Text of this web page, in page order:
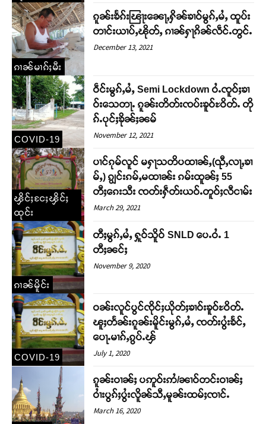
Support SHAN
တႃႇႁႂ်ႈသဵင်ၵၢင်ၸႂ်ၵူၼ်းမိူင်း ၵူႈတီႈၵူႈလႅၼ်ပေႃးတေၸွ
တ်ႇ တူဝ်ႈလုမ်ႈၾႃႉၼၼ်ႉ ၶဝ်ႈႁူမ်ႈၵမ်ႉထႅမ် ၸုမ်းၶၢ
ဝ်ႇၽူႈတွႆႇႁွၵ်ႈ လႆႈယူႇၶႃႈဢေႃႈ။
Donate Now
ၵၢၼ်မၢၵ်ႈမီး
ၵူၼ်းၶႅၵ်းၽြႃးၼေႃႇႁိၼ်ၶၢဝ်မွၵ်ႇမႆႇ ထူပ်း
တၢင်းယၢပ်ႇၽိုတ်ႇ ၵၢၼ်ႁႃၵိၼ်လဵင်ႉတွင်ႉ
December 13, 2021
COVID-19
ဝဵင်းမွၵ်ႇမႆႇ Semi Lockdown ဝႆႉၸူဝ်ႈၶၢ
ဝ်းသေတႃႉ ၵူၼ်းတိတ်းၸပ်းၶူဝ်ႊဝိတ်ႉ တို
ၵ်ႉပုင်ႈၶိုၼ်ႈၼမ်
November 12, 2021
ၾိင်ႈငႄႈၾိင်ႈ
ထုင်း
ပၢင်ၵုမ်လူင် မႁႃသတိပထၢၼ်ႇ(ၺီႇလႃႇၶၢ
မ်ႇ) ၵျွင်းၵမ်ႇမထၢၼ်း ၵမ်းထူၼ်ႈ 55
တီႈၵေးသီး ၸတ်းႁဵတ်းယဝ်ႉတူဝ်ႈလီငၢမ်း
March 29, 2021
ၵၢၼ်မိူင်း
တီႈမွၵ်ႇမႆႇ ႁူဝ်သိူဝ် SNLD ပေႉဝႆႉ 1
တီႈၼင်ႈ
November 9, 2020
COVID-19
ဝၼ်းလူင်ပွင်ၸိုင်ႈယိုတ်ႈၶၢဝ်းၶူဝ်ႊဝိတ်ႉ
ၽူႈတႅၼ်းၵူၼ်းမိူင်းမွၵ်ႇမႆႇ ၸတ်းပွႆးၶႅင်ႇ
ပေႃႉမၢၵ်ႇၵွပ်ႉၾ်
July 1, 2020
ၵူၼ်းဝၢၼ်ႈ ပဢူဝ်းဢႆ/ၼၢဝ်တင်းဝၢၼ်ႈ
ဝၢႆးပွၵ်ႈပွႆးလိူၼ်သီႇမူၼ်းထမ်ႈၸၢင်ႉ
March 16, 2020